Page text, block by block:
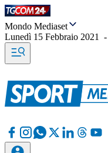
Mondo Mediaset
Lunedì 15 Febbraio 2021
-